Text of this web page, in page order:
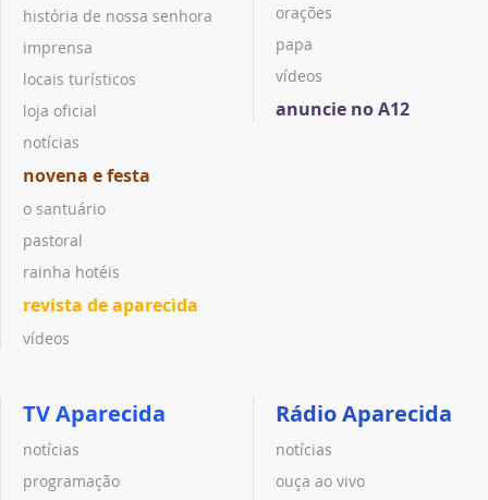
história de nossa senhora
imprensa
locais turísticos
loja oficial
notícias
novena e festa
o santuário
pastoral
rainha hotéis
revista de aparecida
vídeos
orações
papa
vídeos
anuncie no A12
TV Aparecida
notícias
programação
Rádio Aparecida
notícias
ouça ao vivo